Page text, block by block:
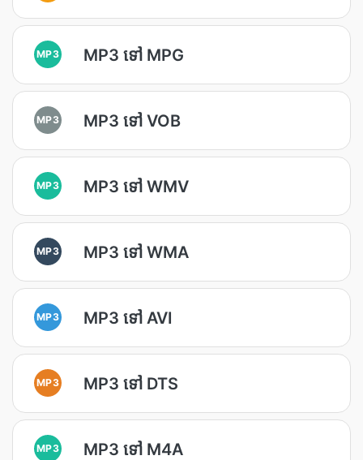
MP3 MP3 ទៅ MPG
MP3 MP3 ទៅ VOB
MP3 MP3 ទៅ WMV
MP3 MP3 ទៅ WMA
MP3 MP3 ទៅ AVI
MP3 MP3 ទៅ DTS
MP3 MP3 ទៅ M4A